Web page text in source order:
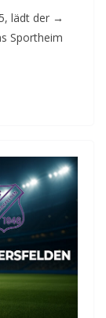
lädt der →
Sportheim